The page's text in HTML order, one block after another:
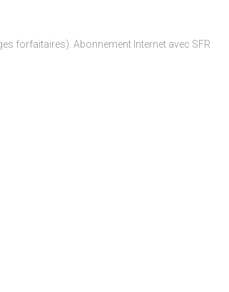
forfaitaires). Abonnement Internet avec SFR